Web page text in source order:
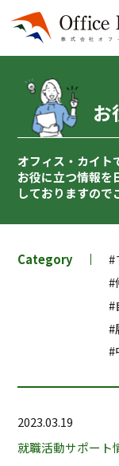
お
オフィス・カイト
お役に立つ情報を
しておりますので
Category #
#
#
#
#
2023.03.19
就職活動サポート